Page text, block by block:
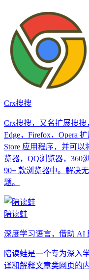
Crx搜搜
Crx搜搜，又名扩展搜搜
Edge，Firefox，Opera
Store 应用程序，并可以
览器，QQ浏览器，360
90+ 款浏览器中。解决
题。
陪读蛙
深度学习语言，借助 AI
陪读蛙是一个专为深入
译和解释文章类网页的